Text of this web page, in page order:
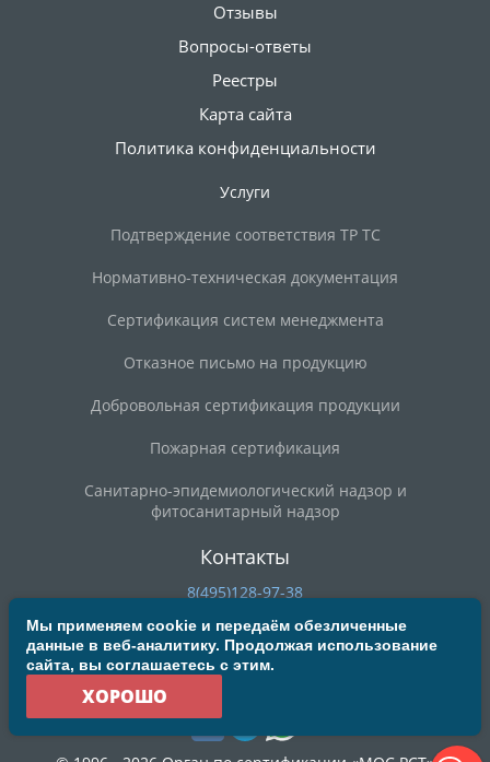
Отзывы
Вопросы-ответы
Реестры
Карта сайта
Политика конфиденциальности
Услуги
Подтверждение соответствия ТР ТС
Нормативно-техническая документация
Сертификация систем менеджмента
Отказное письмо на продукцию
Добровольная сертификация продукции
Пожарная сертификация
Санитарно-эпидемиологический надзор и
фитосанитарный надзор
Контакты
8(495)128-97-38
8(800)200-90-59
deal@mosrst.ru
ул. Новая Басманная, д. 23Б, строение 20, офис 304/3
Мы применяем cookie и передаём обезличенные
данные в веб-аналитику. Продолжая использование
сайта, вы соглашаетесь с этим.
ХОРОШО